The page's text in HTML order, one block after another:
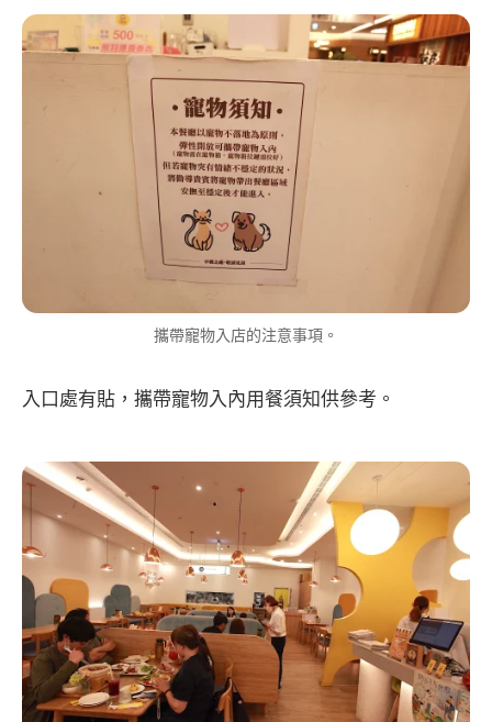
攜帶寵物入店的注意事項。
入口處有貼，攜帶寵物入內用餐須知供參考。